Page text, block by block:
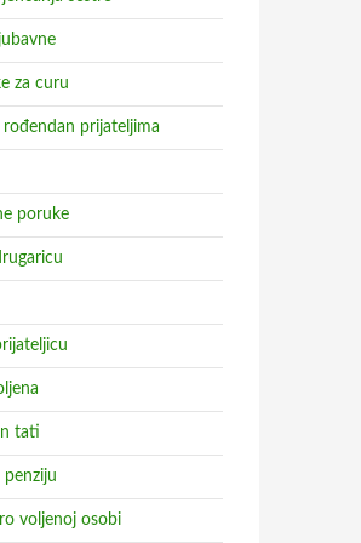
za curu
prijateljima
poruke
tati
penziju
voljenoj osobi